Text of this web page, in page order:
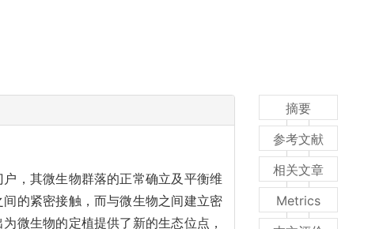
，其微生物群落的正常确立及平衡维
的紧密接触，而与微生物之间建立密
微生物的定植提供了新的生态位点，
摘要
参考文献
相关文章
Metrics